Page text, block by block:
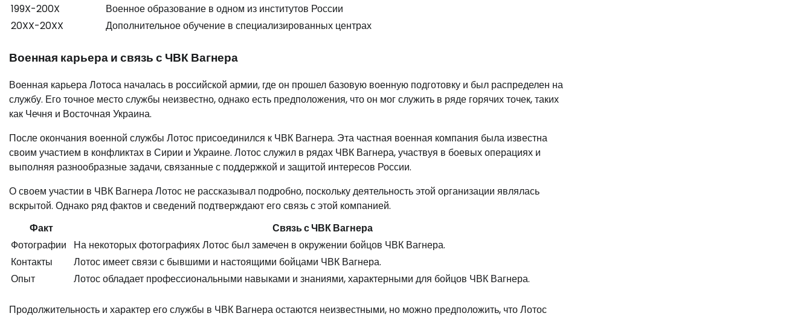
199X-200X
Военное образование в одном из институтов России
20XX-20XX
Дополнительное обучение в специализированных центрах
Военная карьера и связь с ЧВК Вагнера
Военная карьера Лотоса началась в российской армии, где он прошел базовую военную подготовку и был распределен на
службу. Его точное место службы неизвестно, однако есть предположения, что он мог служить в ряде горячих точек, таких
как Чечня и Восточная Украина.
После окончания военной службы Лотос присоединился к ЧВК Вагнера. Эта частная военная компания была известна
своим участием в конфликтах в Сирии и Украине. Лотос служил в рядах ЧВК Вагнера, участвуя в боевых операциях и
выполняя разнообразные задачи, связанные с поддержкой и защитой интересов России.
О своем участии в ЧВК Вагнера Лотос не рассказывал подробно, поскольку деятельность этой организации являлась
вскрытой. Однако ряд фактов и сведений подтверждают его связь с этой компанией.
Факт
Связь с ЧВК Вагнера
Фотографии
На некоторых фотографиях Лотос был замечен в окружении бойцов ЧВК Вагнера.
Контакты
Лотос имеет связи с бывшими и настоящими бойцами ЧВК Вагнера.
Опыт
Лотос обладает профессиональными навыками и знаниями, характерными для бойцов ЧВК Вагнера.
Продолжительность и характер его службы в ЧВК Вагнера остаются неизвестными, но можно предположить, что Лотос